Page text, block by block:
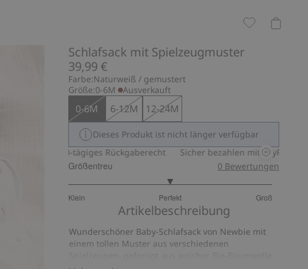
Schlafsack mit Spielzeugmuster
39,99 €
Farbe:Naturweiß / gemustert
Größe:0-6M Ausverkauft
0-6M 6-12M 12-24M
Dieses Produkt ist nicht länger verfügbar
Pay
30-tägiges Rückgaberecht Sicher bezahlen mit PayPal & Apple
Größentreu
Klein Perfekt Groß
von
28
Bewertungen
0 Bewertungen
Artikelbeschreibung
Wunderschöner Baby-Schlafsack von Newbie mit
einem tollen Muster aus verschiedenen